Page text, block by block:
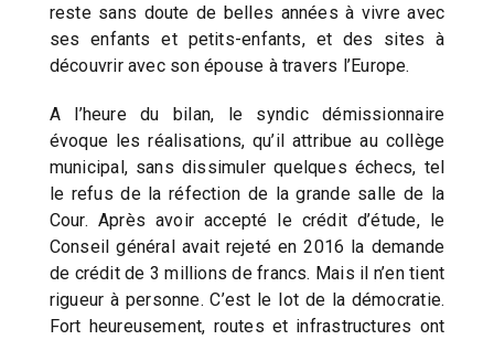
reste sans doute de belles années à vivre avec
ses enfants et petits-enfants, et des sites à
découvrir avec son épouse à travers l’Europe.
A l’heure du bilan, le syndic démissionnaire
évoque les réalisations, qu’il attribue au collège
municipal, sans dissimuler quelques échecs, tel
le refus de la réfection de la grande salle de la
Cour. Après avoir accepté le crédit d’étude, le
Conseil général avait rejeté en 2016 la demande
de crédit de 3 millions de francs. Mais il n’en tient
rigueur à personne. C’est le lot de la démocratie.
Fort heureusement, routes et infrastructures ont